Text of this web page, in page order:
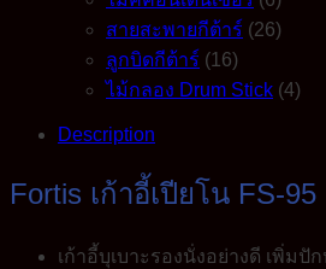
สายสะพายกีต้าร์ (26)
ลูกบิดกีต้าร์ (16)
ไม้กลอง Drum Stick (4)
Description
Fortis เก้าอี้เปียโน FS-95
เก้าอี้บุเบาะรองนั่งอย่างดี เพิ่มปั